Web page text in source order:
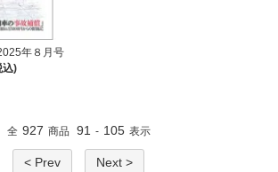
年８月号
込)
全 927 商品 91 - 105 表示
< Prev Next >